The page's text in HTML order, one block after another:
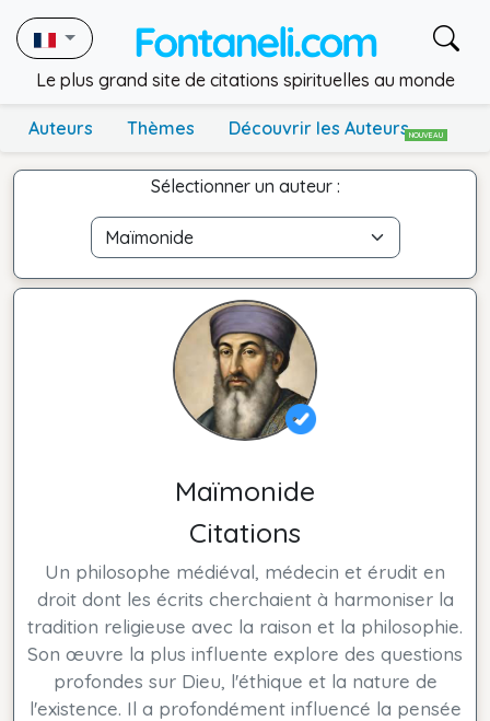
Le plus grand site de citations spirituelles au monde
Auteurs Thèmes Découvrir les AuteursNOUVEAU
Sélectionner un auteur :
Maïmonide
Citations
Un philosophe médiéval, médecin et érudit en
droit dont les écrits cherchaient à harmoniser la
tradition religieuse avec la raison et la philosophie.
Son œuvre la plus influente explore des questions
profondes sur Dieu, l'éthique et la nature de
l'existence. Il a profondément influencé la pensée